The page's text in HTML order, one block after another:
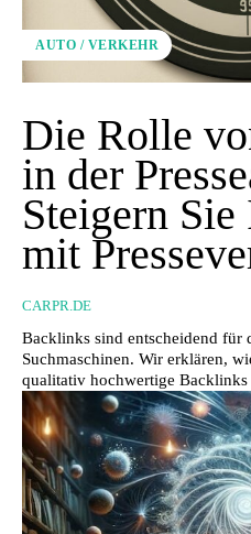
AUTO / VERKEHR
Die Rolle
in der
Steigern Sie
mit
CARPR.DE
Backlinks sind entscheidend für
Suchmaschinen. Wir erklären,
qualitativ hochwertige Backlinks